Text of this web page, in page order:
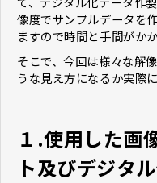
像度でサンプルデータを
ますので時間と手間がか
そこで、今回は様々な解
うな見え方になるか実際
１.使用した画
ト及びデジタ